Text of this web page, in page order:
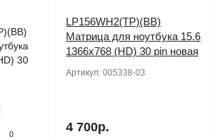
0
LP156WH2(TP)(BB)
Матрица для ноутбука 15.6
1366x768 (HD) 30 pin новая
Артикул: 005338-03
4 700р.